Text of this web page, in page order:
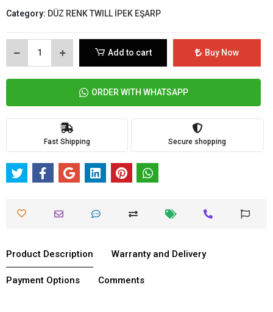
Category: DÜZ RENK TWILL İPEK EŞARP
Add to cart Buy Now
ORDER WITH WHATSAPP
Fast Shipping Secure shopping
Product Description Warranty and Delivery
Payment Options Comments